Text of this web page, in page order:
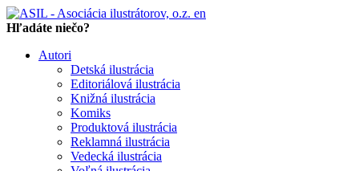
en
Hľadáte niečo?
Autori
Detská ilustrácia
Editoriálová ilustrácia
Knižná ilustrácia
Komiks
Produktová ilustrácia
Reklamná ilustrácia
Vedecká ilustrácia